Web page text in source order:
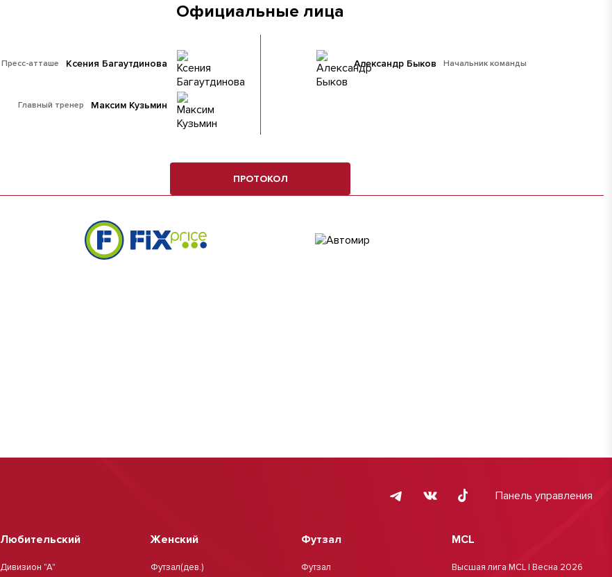
Официальные лица
Пресс-атташе Ксения Багаутдинова
Главный тренер Максим Кузьмин
Начальник команды
Александр Быков
ПРОТОКОЛ
Панель управления
Любительский
Дивизион "А"
Женский
Футзал(дев.)
Футзал
Футзал
MCL
Высшая лига MCL | Весна 2026